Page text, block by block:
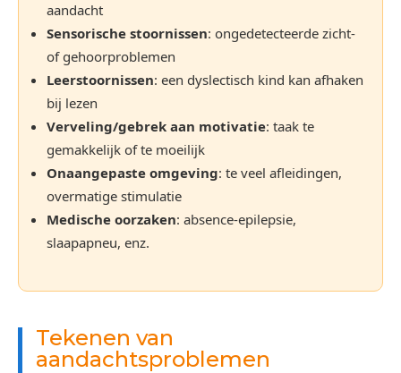
aandacht
Sensorische stoornissen: ongedetecteerde zicht-
of gehoorproblemen
Leerstoornissen: een dyslectisch kind kan afhaken
bij lezen
Verveling/gebrek aan motivatie: taak te
gemakkelijk of te moeilijk
Onaangepaste omgeving: te veel afleidingen,
overmatige stimulatie
Medische oorzaken: absence-epilepsie,
slaapapneu, enz.
Tekenen van
aandachtsproblemen